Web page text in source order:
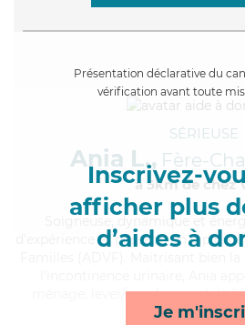
Présentation déclarative du
vérification avant toute
Inscrivez-
afficher plus
d’aides à
Je
SÉRIEUSE
Ania L., Fère-
à 5km de chez
, dynamique et
d'expérience et possède un diplôme
ménage, lever/coucher, mobilité